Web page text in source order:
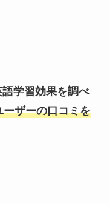
学習効果を調べ
ザーの口コミを